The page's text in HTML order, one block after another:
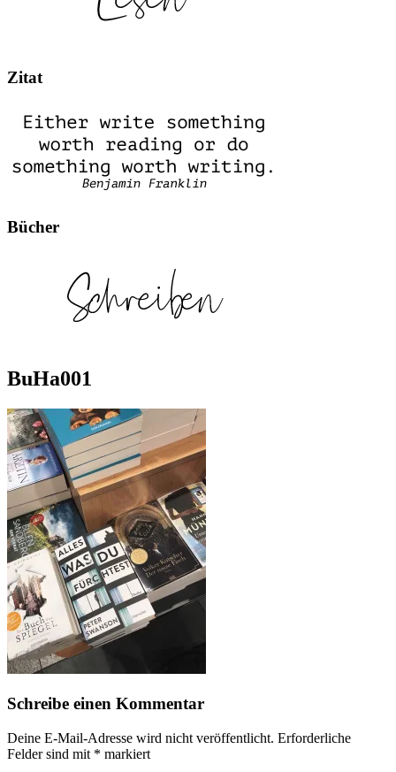
Zitat
Bücher
BuHa001
Schreibe einen Kommentar
Deine E-Mail-Adresse wird nicht veröffentlicht. Erforderliche
Felder sind mit * markiert